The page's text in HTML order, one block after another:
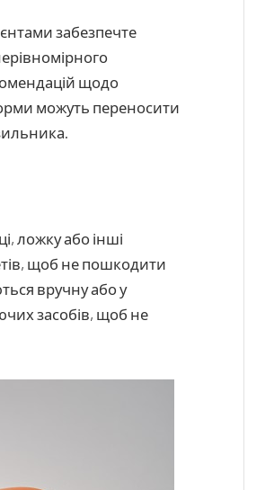
забезпечте
щодо
можуть переносити
ложку або інші
щоб не пошкодити
вручну або у
засобів, щоб не